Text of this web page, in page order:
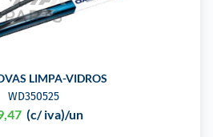
LIMPA-VIDROS
WD350525
(c/ iva)/un